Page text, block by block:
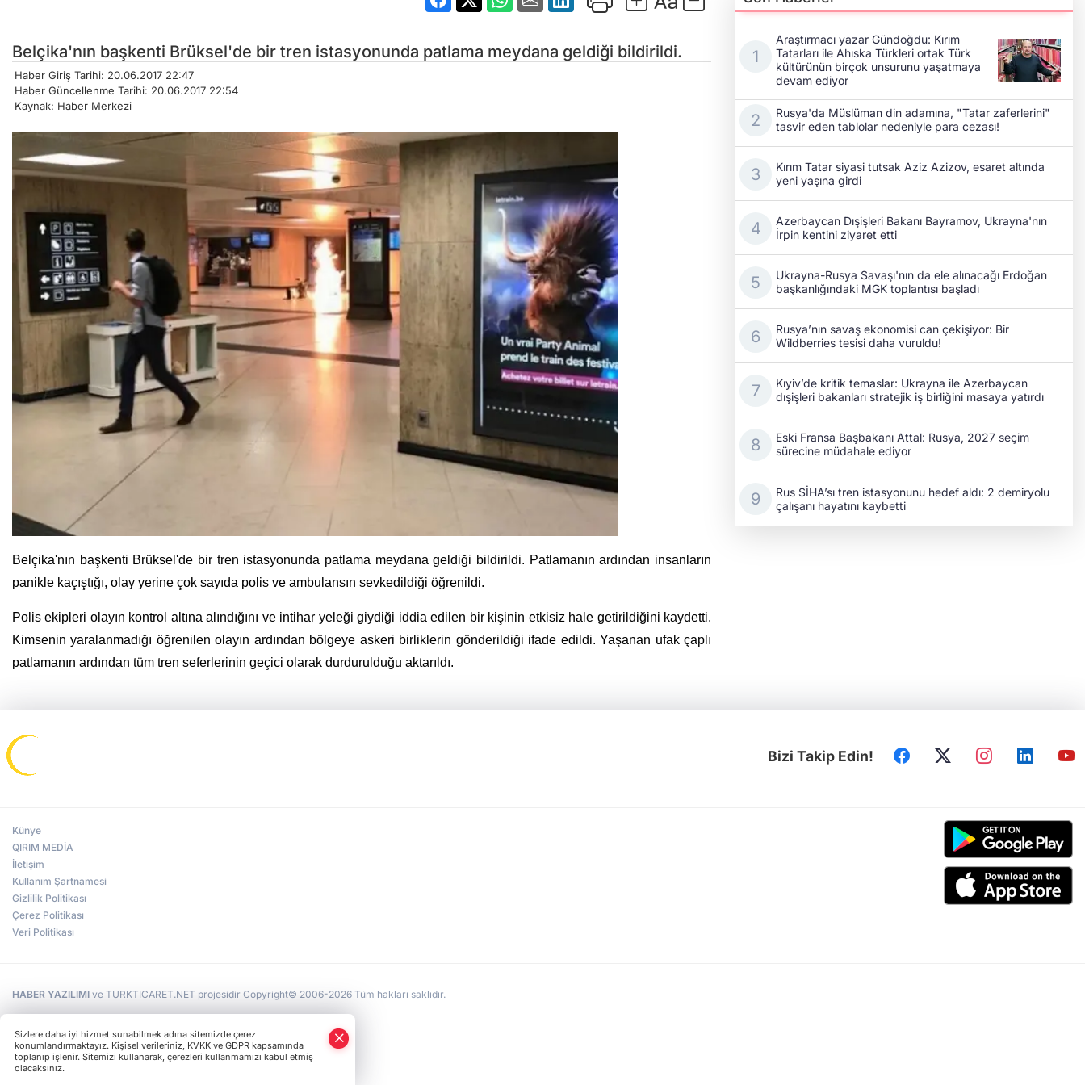
Belçika'nın başkenti Brüksel'de bir tren istasyonunda patlama meydana geldiği bildirildi.
Haber Giriş Tarihi: 20.06.2017 22:47
Haber Güncellenme Tarihi: 20.06.2017 22:54
Kaynak: Haber Merkezi
Belçika'nın başkenti Brüksel'de bir tren istasyonunda patlama meydana geldiği bildirildi. Patlamanın ardından insanların
panikle kaçıştığı, olay yerine çok sayıda polis ve ambulansın sevkedildiği öğrenildi.
Polis ekipleri olayın kontrol altına alındığını ve intihar yeleği giydiği iddia edilen bir kişinin etkisiz hale getirildiğini kaydetti.
Kimsenin yaralanmadığı öğrenilen olayın ardından bölgeye askeri birliklerin gönderildiği ifade edildi. Yaşanan ufak çaplı
patlamanın ardından tüm tren seferlerinin geçici olarak durdurulduğu aktarıldı.
Araştırmacı yazar Gündoğdu: Kırım
Tatarları ile Ahıska Türkleri ortak Türk
kültürünün birçok unsurunu yaşatmaya
devam ediyor
Rusya'da Müslüman din adamına, "Tatar zaferlerini"
tasvir eden tablolar nedeniyle para cezası!
Kırım Tatar siyasi tutsak Aziz Azizov, esaret altında
yeni yaşına girdi
Azerbaycan Dışişleri Bakanı Bayramov, Ukrayna'nın
İrpin kentini ziyaret etti
Ukrayna-Rusya Savaşı'nın da ele alınacağı Erdoğan
başkanlığındaki MGK toplantısı başladı
Rusya’nın savaş ekonomisi can çekişiyor: Bir
Wildberries tesisi daha vuruldu!
Kıyiv’de kritik temaslar: Ukrayna ile Azerbaycan
dışişleri bakanları stratejik iş birliğini masaya yatırdı
Eski Fransa Başbakanı Attal: Rusya, 2027 seçim
sürecine müdahale ediyor
Rus SİHA’sı tren istasyonunu hedef aldı: 2 demiryolu
çalışanı hayatını kaybetti
Bizi Takip Edin!
Künye
QIRIM MEDİA
İletişim
Kullanım Şartnamesi
Gizlilik Politikası
Çerez Politikası
Veri Politikası
HABER YAZILIMI ve TURKTICARET.NET projesidir Copyright© 2006-2026 Tüm hakları saklıdır.
Sizlere daha iyi hizmet sunabilmek adına sitemizde çerez
konumlandırmaktayız. Kişisel verileriniz, KVKK ve GDPR kapsamında
toplanıp işlenir. Sitemizi kullanarak, çerezleri kullanmamızı kabul etmiş
olacaksınız.